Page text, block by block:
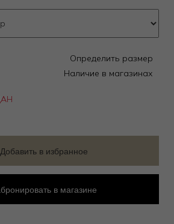
Определить размер
Наличие в магазинах
Добавить в избранное
в магазине